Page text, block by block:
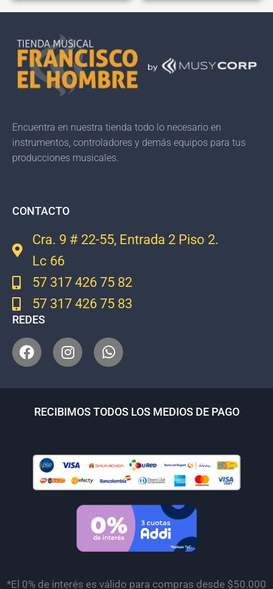
Encuentra en nuestra tienda todo lo necesario en
instrumentos, controladores y demás equipos para tus
producciones musicales.
CONTACTO
Cra. 9 # 22-55, Entrada 2 Piso 2.
Lc 66
57 317 426 75 82
57 317 426 75 83
REDES
RECIBIMOS TODOS LOS MEDIOS DE PAGO
*El 0% de interés es válido para compras desde $50.000